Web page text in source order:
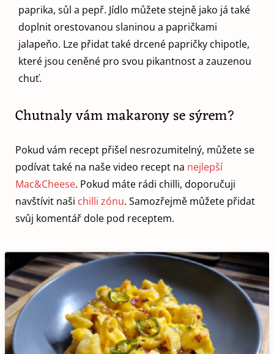
paprika, sůl a pepř. Jídlo můžete stejně jako já také
doplnit orestovanou slaninou a papričkami
jalapeňo. Lze přidat také drcené papričky chipotle,
které jsou ceněné pro svou pikantnost a zauzenou
chuť.
Chutnaly vám makarony se sýrem?
Pokud vám recept přišel nesrozumitelný, můžete se
podívat také na naše video recept na nejlepší
Mac&Cheese. Pokud máte rádi chilli, doporučuji
navštívit naši chilli zónu. Samozřejmě můžete přidat
svůj komentář dole pod receptem.